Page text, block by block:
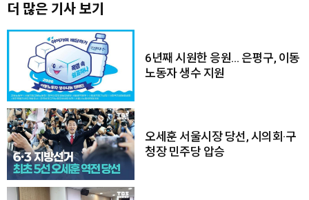
더 많은 기사 보기
6년째 시원한 응원… 은평구, 이동
노동자 생수 지원
오세훈 서울시장 당선, 시의회·구
청장 민주당 압승